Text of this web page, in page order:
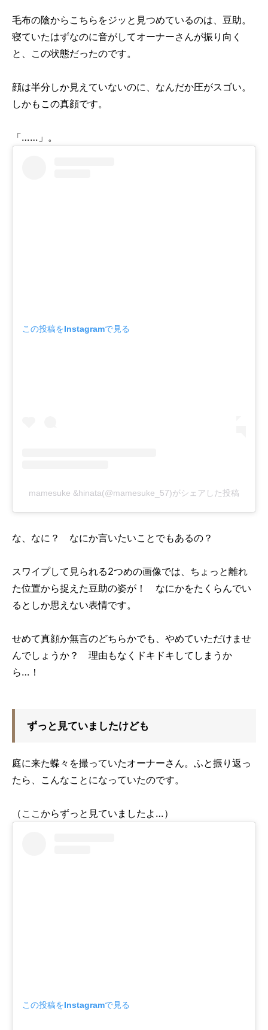
毛布の陰からこちらをジッと見つめているのは、豆助。
寝ていたはずなのに音がしてオーナーさんが振り向く
と、この状態だったのです。
顔は半分しか見えていないのに、なんだか圧がスゴい。
しかもこの真顔です。
「……」。
この投稿をInstagramで見る
mamesuke &hinata(@mamesuke_57)がシェアした投稿
な、なに？ なにか言いたいことでもあるの？
スワイプして見られる2つめの画像では、ちょっと離れ
た位置から捉えた豆助の姿が！ なにかをたくらんでい
るとしか思えない表情です。
せめて真顔か無言のどちらかでも、やめていただけませ
んでしょうか？ 理由もなくドキドキしてしまうか
ら…！
ずっと見ていましたけども
庭に来た蝶々を撮っていたオーナーさん。ふと振り返っ
たら、こんなことになっていたのです。
（ここからずっと見ていましたよ…）
この投稿をInstagramで見る